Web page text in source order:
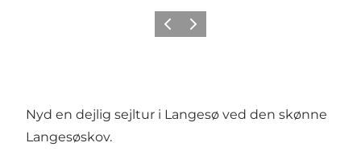
Forrige billede
Næste billede
Nyd en dejlig sejltur i Langesø ved den skønne
Langesøskov.